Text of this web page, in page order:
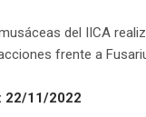
del IICA
frente a
22/11/2022